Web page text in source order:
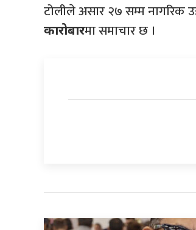
टोलीले असार २७ सम्म नागरिक
कारोबारमा समाचार छ ।